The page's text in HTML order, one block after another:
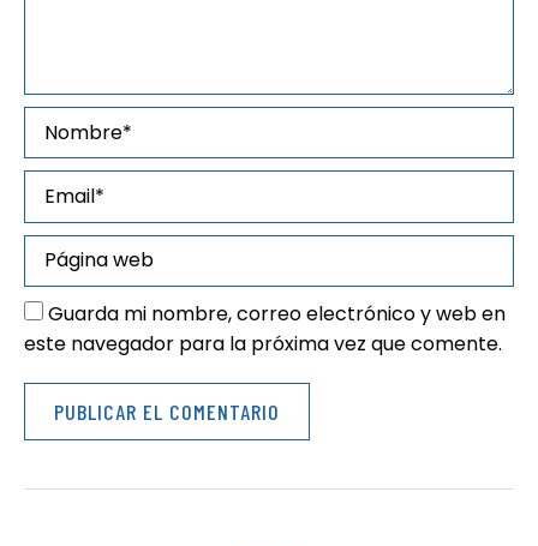
Guarda mi nombre, correo electrónico y web en
este navegador para la próxima vez que comente.